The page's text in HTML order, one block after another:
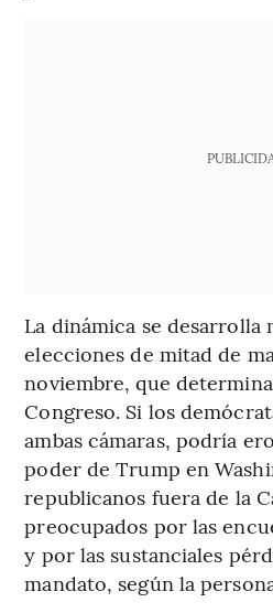
La dinámica se desarrolla
elecciones de mitad de
noviembre, que
Congreso. Si los
ambas cámaras, podría
poder de Trump en
republicanos fuera de la
preocupados por las
y por las sustanciales
mandato, según la